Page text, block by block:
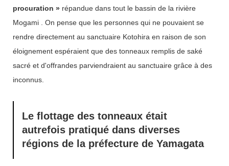
procuration »répandue dans tout le bassin de la rivière
Mogami . On pense que les personnes qui ne pouvaient se
rendre directement au sanctuaire Kotohira en raison de son
éloignement espéraient que des tonneaux remplis de saké
sacré et d'offrandes parviendraient au sanctuaire grâce à des
inconnus.
Le flottage des tonneaux était
autrefois pratiqué dans diverses
régions de la préfecture de Yamagata